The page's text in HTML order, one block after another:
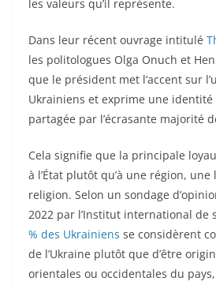
les valeurs qu’il représente.
Dans leur récent ouvrage intitulé
les politologues Olga Onuch et
que le président met l’accent sur
Ukrainiens et exprime une
partagée par l’écrasante majorité
Cela signifie que la principale
à l’État plutôt qu’à une région,
religion. Selon un sondage
2022 par l’Institut international de
% des Ukrainiens se considèrent
de l’Ukraine plutôt que d’être
orientales ou occidentales du